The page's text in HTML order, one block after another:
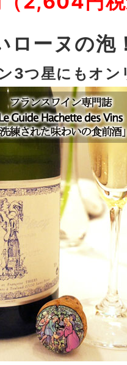
ローヌの泡！
3つ星にもオン